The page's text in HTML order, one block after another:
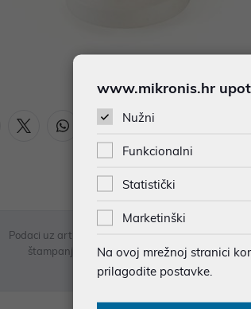
Podaci uz artikle su prezentirani u dobroj namjeri.
štampanja te promjene u dostupnosti i
eventualne
www.mikronis.hr
Nužni
Funkcionalni
Statistički
Marketinški
Na ovoj mrežnoj stranici
prilagodite postavke.